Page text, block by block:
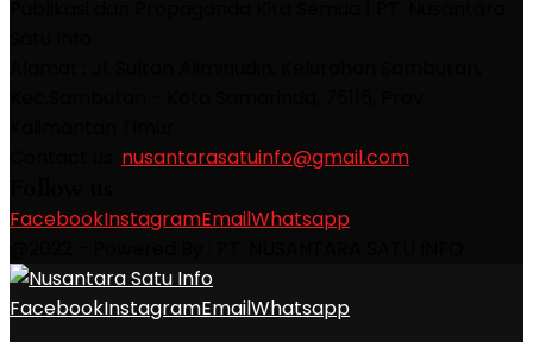
nusantarasatuinfo@gmail.com
FacebookInstagramEmailWhatsapp
FacebookInstagramEmailWhatsapp